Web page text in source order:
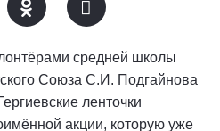
средней школы
Союза С.И. Подгайнова
ленточки
акции, которую уже